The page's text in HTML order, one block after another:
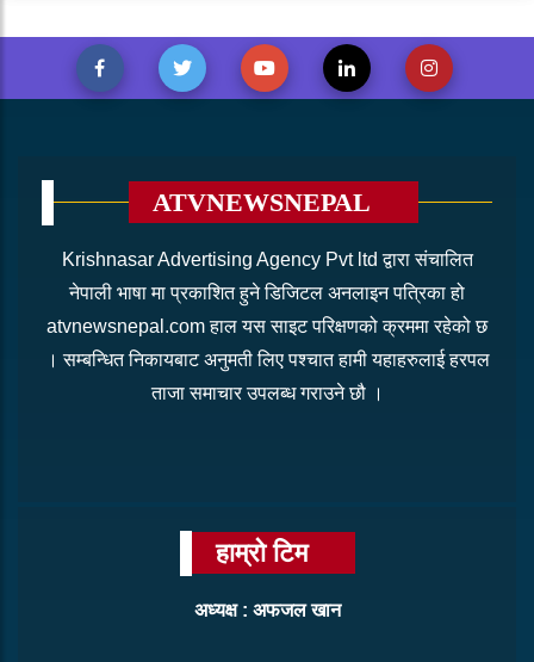
सम्मानित
साउन २०, २०८३ बुधबार 78 Views
ATVNEWSNEPAL
Krishnasar Advertising Agency Pvt ltd द्वारा संचालित
नेपाली भाषा मा प्रकाशित हुने डिजिटल अनलाइन पत्रिका हो
atvnewsnepal.com हाल यस साइट परिक्षणको क्रममा रहेको छ
। सम्बन्धित निकायबाट अनुमती लिए पश्चात हामी यहाहरुलाई हरपल
ताजा समाचार उपलब्ध गराउने छौ ।
हाम्रो टिम
अध्यक्ष : अफजल खान